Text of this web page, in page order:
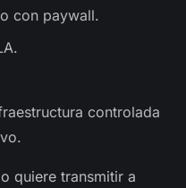
con paywall.
controlada
quiere transmitir a